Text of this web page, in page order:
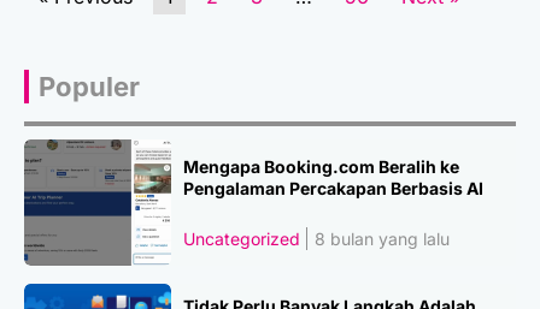
Populer
Mengapa Booking.com Beralih ke
Pengalaman Percakapan Berbasis AI
Uncategorized 8 bulan yang lalu